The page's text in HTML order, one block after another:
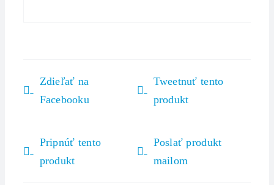
Zdieľať na
Facebooku
Tweetnuť tento
produkt
Pripnúť tento
produkt
Poslať produkt
mailom